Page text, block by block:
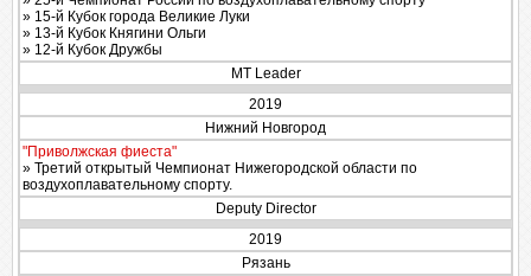
» 15-й Кубок города Великие Луки
» 13-й Кубок Княгини Ольги
» 12-й Кубок Дружбы
MT Leader
2019
Нижний Новгород
"Приволжская фиеста"
» Третий открытый Чемпионат Нижегородской области по
воздухоплавательному спорту.
Deputy Director
2019
Рязань